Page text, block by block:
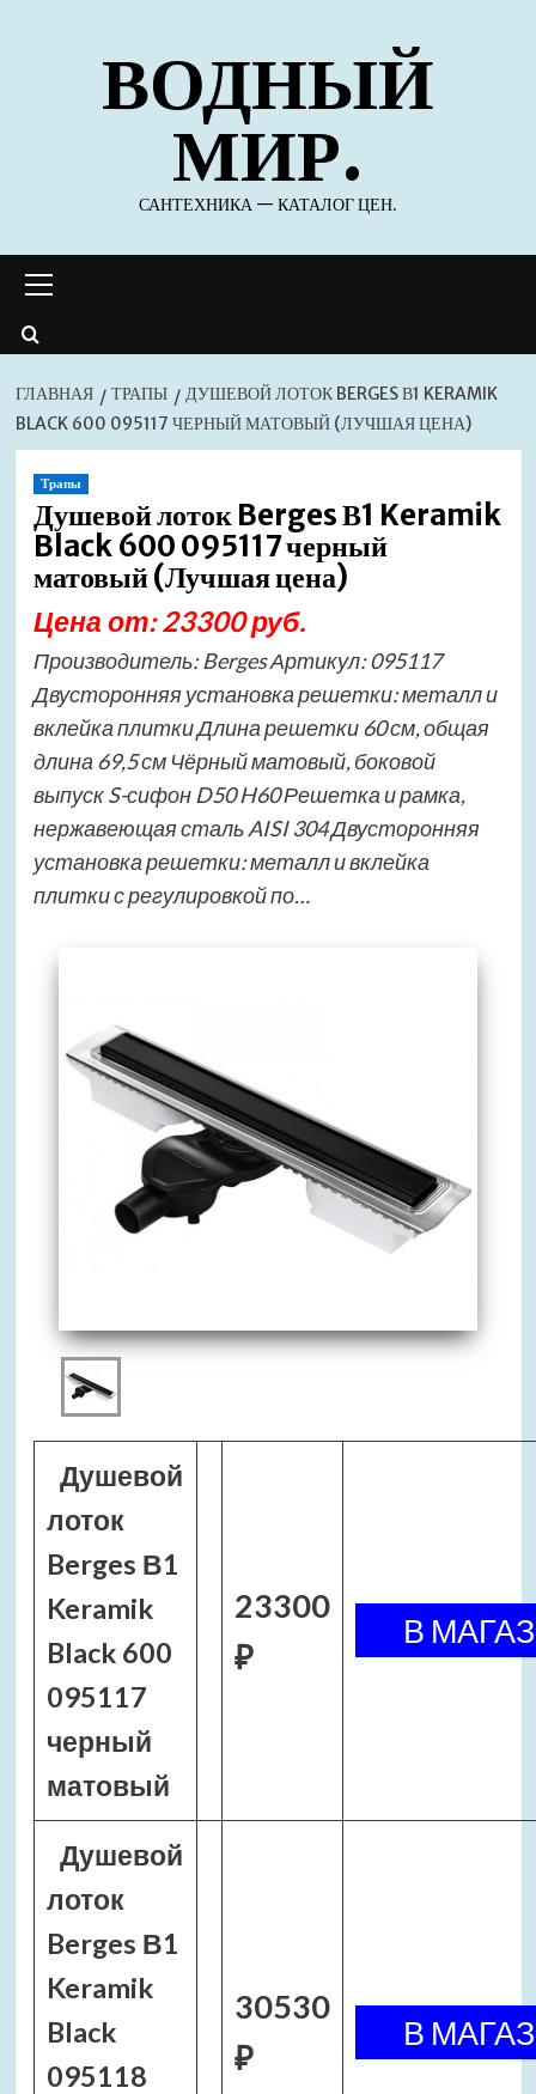
содержимомуВОДНЫЙ
МИР.
САНТЕХНИКА — КАТАЛОГ ЦЕН.
меню
ГЛАВНАЯ ТРАПЫ
ДУШЕВОЙ ЛОТОК BERGES В1 KERAMIK
BLACK 600 095117 ЧЕРНЫЙ МАТОВЫЙ (ЛУЧШАЯ ЦЕНА)
Трапы
Душевой лоток Berges В1 Keramik
Black 600 095117 черный
матовый (Лучшая цена)
Цена от: 23300 руб.
Производитель: Berges Артикул: 095117
Двусторонняя установка решетки: металл и
вклейка плитки Длина решетки 60 см, общая
длина 69,5 см Чёрный матовый, боковой
выпуск S-сифон D50 H60 Решетка и рамка,
нержавеющая сталь AISI 304 Двусторонняя
установка решетки: металл и вклейка
плитки с регулировкой по…
Душевой
лоток
Berges В1
Keramik
Black 600
095117
черный
матовый
23300
₽
Душевой
лоток
Berges В1
Keramik
Black
095118
30530
₽